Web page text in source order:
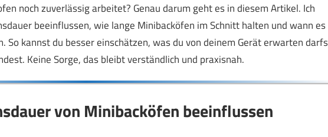
noch zuverlässig arbeitet? Genau darum geht es in diesem Artikel. Ich
beeinflussen, wie lange Minibacköfen im Schnitt halten und wann es
So kannst du besser einschätzen, was du von deinem Gerät erwarten
Keine Sorge, das bleibt verständlich und praxisnah.
von Minibacköfen beeinflussen